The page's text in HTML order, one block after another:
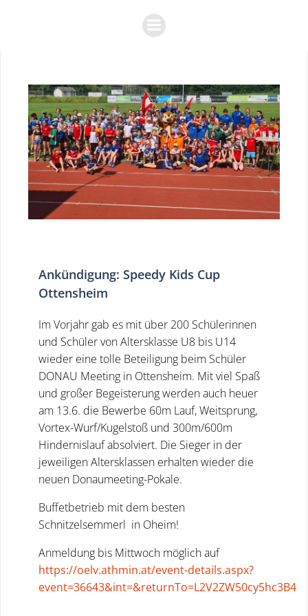
Inhalt
springen
Ankündigung: Speedy Kids Cup
Ottensheim
Im Vorjahr gab es mit über 200 Schülerinnen
und Schüler von Altersklasse U8 bis U14
wieder eine tolle Beteiligung beim Schüler
DONAU Meeting in Ottensheim. Mit viel Spaß
und großer Begeisterung werden auch heuer
am 13.6. die Bewerbe 60m Lauf, Weitsprung,
Vortex-Wurf/Kugelstoß und 300m/600m
Hindernislauf absolviert. Die Sieger in der
jeweiligen Altersklassen erhalten wieder die
neuen Donaumeeting-Pokale.
Buffetbetrieb mit dem besten
Schnitzelsemmerl in Oheim!
Anmeldung bis Mittwoch möglich auf
https://oelv.athmin.at/event-details.aspx?
event=36643&int=&returnTo=L2V2ZW50cy5hc3B4